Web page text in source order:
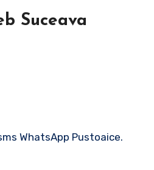
Suceava
WhatsApp Pustoaice.